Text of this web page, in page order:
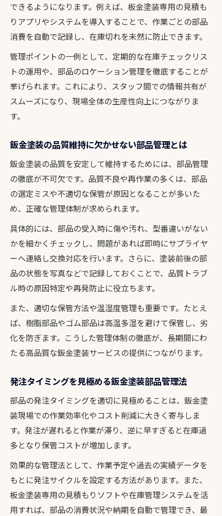
できるようになります。例えば、板金塗装専用の見積も
りアプリやシステムを導入することで、作業ごとの部品
消費を自動で記録し、在庫切れを未然に防止できます。
管理ポイントの一例として、定期的な在庫チェックリス
トの運用や、部品のロケーション管理を徹底することが
挙げられます。これにより、スタッフ間での情報共有が
スムーズになり、現場全体の生産性向上につながりま
す。
鈑金塗装の品質維持に欠かせない部品管理とは
鈑金塗装の品質を安定して維持するためには、部品管理
の徹底が不可欠です。品質不良や再作業の多くは、部品
の選定ミスや不適切な保管が原因となることが多いた
め、正確な管理体制が求められます。
具体的には、部品の受入時に傷や汚れ、型番違いがない
かを細かくチェックし、問題があれば即時にサプライヤ
ーへ連絡し交換対応を行います。さらに、塗装前後の部
品の状態を写真などで記録しておくことで、品質トラブ
ル時の原因特定や再発防止に役立ちます。
また、適切な保管方法や温湿度管理も重要です。たとえ
ば、樹脂部品やゴム部品は高温多湿を避けて保管し、劣
化を防ぎます。こうした管理体制の徹底が、長期間にわ
たる高品質な鈑金塗装サービスの提供につながります。
発注タイミングを見極める鈑金塗装部品管理法
部品の発注タイミングを適切に見極めることは、鈑金塗
装現場での作業効率化やコスト削減に大きく寄与しま
す。発注が遅れると作業が滞り、逆に早すぎると在庫過
多となり保管コストが増加します。
効果的な管理法として、作業予定や過去の実績データを
もとに発注サイクルを設定する方法があります。また、
板金塗装専用の見積もりソフトや在庫管理システムを活
用すれば、部品の消費状況や納期を自動で管理でき、最